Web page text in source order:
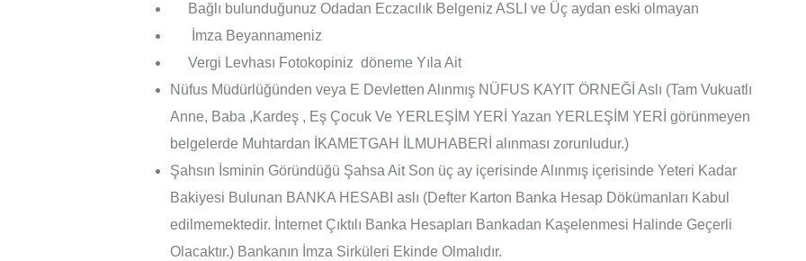
Bağlı bulunduğunuz Odadan Eczacılık Belgeniz ASLI ve Üç aydan eski olmayan
İmza Beyannameniz
Vergi Levhası Fotokopiniz döneme Yıla Ait
Nüfus Müdürlüğünden veya E Devletten Alınmış NÜFUS KAYIT ÖRNEĞİ Aslı (Tam Vukuatlı
Anne, Baba ,Kardeş , Eş Çocuk Ve YERLEŞİM YERİ Yazan YERLEŞİM YERİ görünmeyen
belgelerde Muhtardan İKAMETGAH İLMUHABERİ alınması zorunludur.)
Şahsın İsminin Göründüğü Şahsa Ait Son üç ay içerisinde Alınmış içerisinde Yeteri Kadar
Bakiyesi Bulunan BANKA HESABI aslı (Defter Karton Banka Hesap Dökümanları Kabul
edilmemektedir. İnternet Çıktılı Banka Hesapları Bankadan Kaşelenmesi Halinde Geçerli
Olacaktır.) Bankanın İmza Sirküleri Ekinde Olmalıdır.